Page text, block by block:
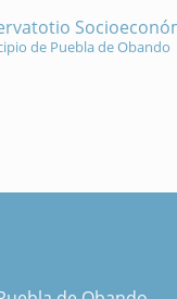
de Puebla de Obando